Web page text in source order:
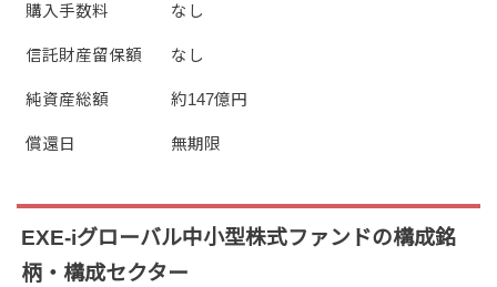
購入手数料 なし
信託財産留保額 なし
純資産総額 約147億円
償還日 無期限
EXE-iグローバル中小型株式ファンドの構成銘
柄・構成セクター